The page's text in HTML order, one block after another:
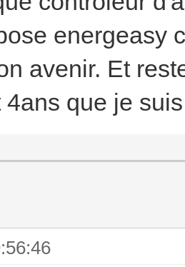
energeasy
avenir. Et
4ans que je